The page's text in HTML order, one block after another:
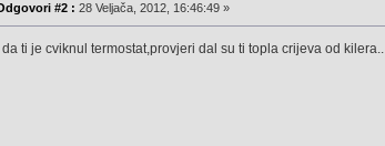
#2 : 28 Veljača, 2012, 16:46:49 »
ti je cviknul termostat,provjeri dal su ti topla crijeva od kilera..